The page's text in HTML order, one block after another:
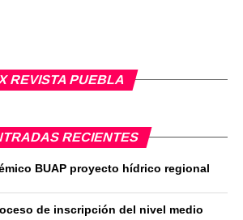
REVISTA PUEBLA
RECIENTES
BUAP proyecto hídrico regional
de inscripción del nivel medio